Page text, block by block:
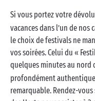
Si vous portez votre
vacances dans l’un de nos
le choix de festivals ne
vos soirées. Celui du «
quelques minutes au nord
profondément
remarquable. Rendez-vous